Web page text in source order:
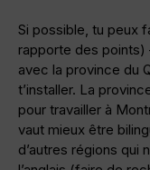
Si possible, tu peux
rapporte des points)
avec la province du
t’installer. La
pour travailler à
vaut mieux être
d’autres régions qui